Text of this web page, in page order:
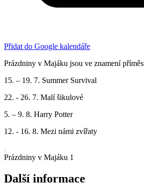
Přidat do Google kalendáře
Prázdniny v Majáku jsou ve znamení
15. – 19. 7. Summer Survival
22. - 26. 7. Malí šikulové
5. – 9. 8. Harry Potter
12. - 16. 8. Mezi námi zvířaty
Prázdniny v Majáku 1
Další informace